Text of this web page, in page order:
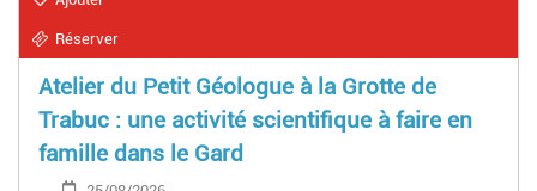
Réserver
Atelier du Petit Géologue à la Grotte de
Trabuc : une activité scientifique à faire en
famille dans le Gard